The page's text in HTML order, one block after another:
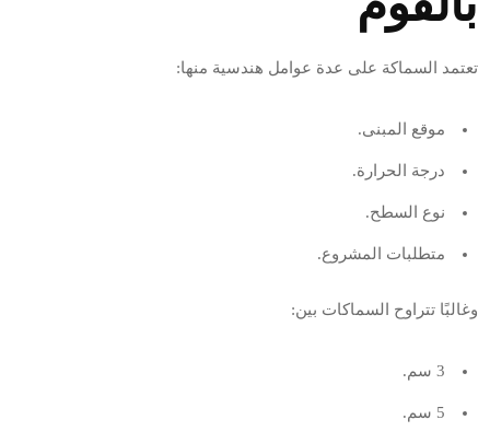
تعتمد السماكة على عدة عوامل هندسية منها:
موقع المبنى.
درجة الحرارة.
نوع السطح.
متطلبات المشروع.
وغالبًا تتراوح السماكات بين:
3 سم.
5 سم.